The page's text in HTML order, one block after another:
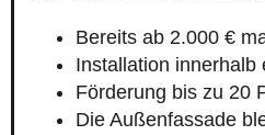
Bereits ab 2.000 €
Installation innerhalb
Förderung bis zu 20
Die Außenfassade